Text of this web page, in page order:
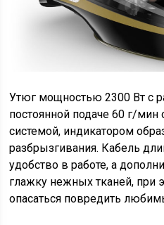
Утюг мощностью 2300 Вт с
постоянной подаче 60 г/
системой, индикатором
разбрызгивания. Кабель
удобство в работе, а
глажку нежных тканей, при
опасаться повредить